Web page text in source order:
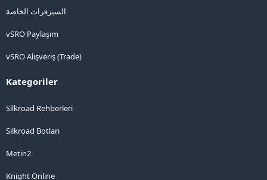
السيرفرات الخاصة
vSRO Paylaşım
vSRO Alışveriş (Trade)
Kategoriler
Silkroad Rehberleri
Silkroad Botları
Metin2
Knight Online